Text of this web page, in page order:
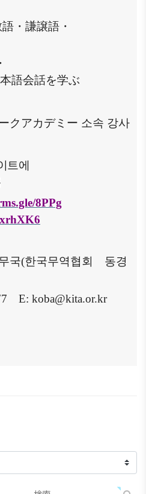
語 ・謙譲語 ・
・
語会話を学ぶ
クアカデミー 소속 강사
트에
8PPg
국(한국무역협회
동경
E: koba@kita.or.kr